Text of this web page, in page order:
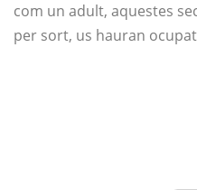
com un adult, aquestes
per sort, us hauran